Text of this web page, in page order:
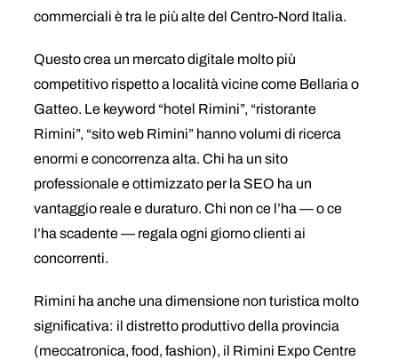
commerciali è tra le più alte del Centro-Nord Italia.
Questo crea un mercato digitale molto più
competitivo rispetto a località vicine come Bellaria o
Gatteo. Le keyword “hotel Rimini”, “ristorante
Rimini”, “sito web Rimini” hanno volumi di ricerca
enormi e concorrenza alta. Chi ha un sito
professionale e ottimizzato per la SEO ha un
vantaggio reale e duraturo. Chi non ce l’ha — o ce
l’ha scadente — regala ogni giorno clienti ai
concorrenti.
Rimini ha anche una dimensione non turistica molto
significativa: il distretto produttivo della provincia
(meccatronica, food, fashion), il Rimini Expo Centre